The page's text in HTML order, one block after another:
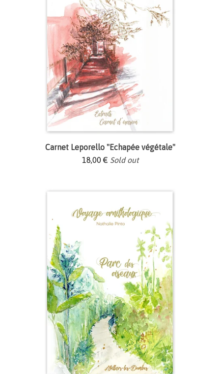
Carnet Leporello "Echapée végétale"
18,00 € Sold out